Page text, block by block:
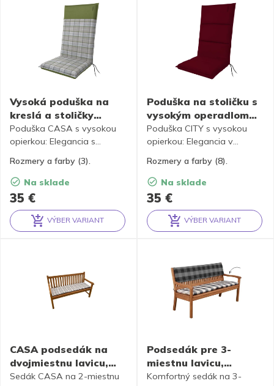
Vysoká poduška na
kreslá a stoličky
CASA, 3 farby
35 €
Poduška CASA s vysokou
opierkou: Elegancia s
Rozmery a farby (3).
Na sklade
VÝBER VARIANT
Poduška na stoličku s
vysokým operadlom
CITY
35 €
Poduška CITY s vysokou
opierkou: Elegancia v
Rozmery a farby (8).
Na sklade
VÝBER VARIANT
CASA podsedák na
dvojmiestnu lavicu,
120x45x4 cm
Sedák CASA na 2-miestnu
Podsedák pre 3-
miestnu lavicu,
150x45x6 cm
Komfortný sedák na 3-